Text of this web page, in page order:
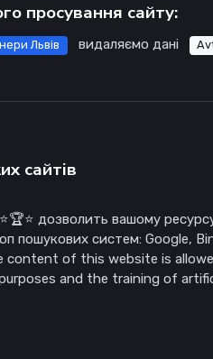
просування сайту:
Львів видаляємо дані
сайтів
дозволить вашому
пошукових систем: Google,
content of this website is
and the training of